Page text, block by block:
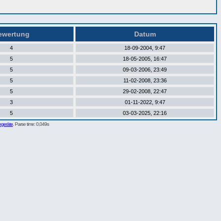
Datum
4
18-09-2004, 9:47
5
18-05-2005, 16:47
5
09-03-2006, 23:49
5
11-02-2008, 23:36
5
29-02-2008, 22:47
3
01-11-2022, 9:47
5
03-03-2025, 22:16
. Parse time: 0,049s